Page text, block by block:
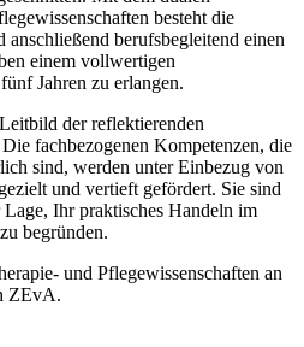
besteht die
berufsbegleitend einen
einem vollwertigen
Jahren zu erlangen.
der reflektierenden
fachbezogenen Kompetenzen, die
sind, werden unter Einbezug von
und vertieft gefördert. Sie sind
Ihr praktisches Handeln im
begründen.
und Pflegewissenschaften an
ZEvA.